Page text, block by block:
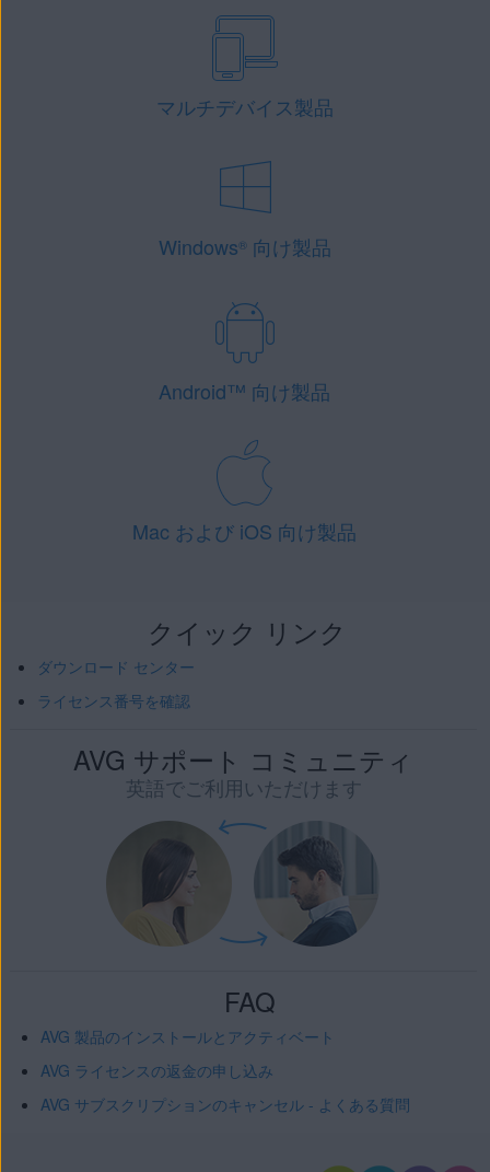
マルチデバイス製品
Windows®向け製品
Android™ 向け製品
Mac および iOS 向け製品
クイック リンク
ダウンロード センター
ライセンス番号を確認
AVG サポート コミュニティ
英語でご利用いただけます
FAQ
AVG 製品のインストールとアクティベート
AVG ライセンスの返金の申し込み
AVG サブスクリプションのキャンセル - よくある質問